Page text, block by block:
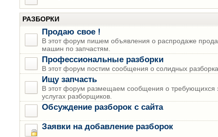
РАЗБОРКИ
Продаю свое !
В этот форум пишем объявления о распродаже
машин по запчастям.
Профессиональные разборки
В этот форум постим сообщения о солидных
Ищу запчасть
В этот форум размещаем сообщения о требующихся
услугах разборщиков.
Обсуждение разборок с сайта
Заявки на добавление разборок